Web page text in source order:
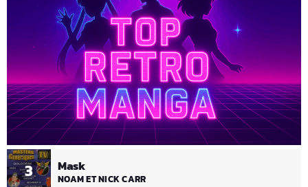
3 Mask
NOAM ET NICK CARR